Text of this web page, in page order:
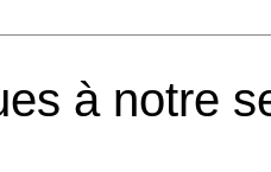
à notre